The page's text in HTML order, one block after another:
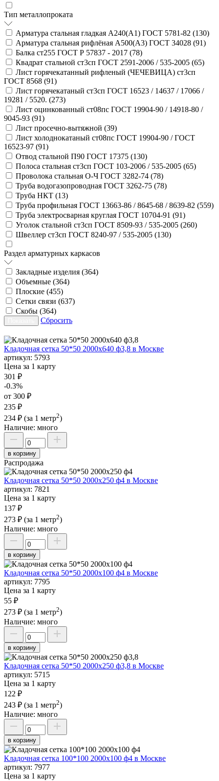
Тип металлопроката
Арматура стальная гладкая А240(А1) ГОСТ 5781-82 (130)
Арматура стальная рифлёная А500(А3) ГОСТ 34028 (91)
Балка ст255 ГОСТ Р 57837 - 2017 (78)
Квадрат стальной ст3сп ГОСТ 2591-2006 / 535-2005 (65)
Лист горячекатанный рифленый (ЧЕЧЕВИЦА) ст3сп
ГОСТ 8568 (91)
Лист горячекатаный ст3сп ГОСТ 16523 / 14637 / 17066 /
19281 / 5520. (273)
Лист оцинкованный ст08пс ГОСТ 19904-90 / 14918-80 /
9045-93 (91)
Лист просечно-вытяжной (39)
Лист холоднокатаный ст08пс ГОСТ 19904-90 / ГОСТ
16523-97 (91)
Отвод стальной П90 ГОСТ 17375 (130)
Полоса стальная ст3сп ГОСТ 103-2006 / 535-2005 (65)
Проволока стальная О-Ч ГОСТ 3282-74 (78)
Труба водогазопроводная ГОСТ 3262-75 (78)
Труба НКТ (13)
Труба профильная ГОСТ 13663-86 / 8645-68 / 8639-82 (559)
Труба электросварная круглая ГОСТ 10704-91 (91)
Уголок стальной ст3сп ГОСТ 8509-93 / 535-2005 (260)
Швеллер ст3сп ГОСТ 8240-97 / 535-2005 (130)
Раздел арматурных каркасов
Закладные изделия (364)
Объемные (364)
Плоские (455)
Сетки связи (637)
Скобы (364)
Сбросить
Кладочная сетка 50*50 2000х640 ф3,8 в Москве
артикул: 5793
Цена за 1 карту
301 ₽
-0.3%
от 300 ₽
235 ₽
234 ₽ (за 1 метр2)
Наличие: много
в корзину
Распродажа
Кладочная сетка 50*50 2000х250 ф4 в Москве
артикул: 7821
Цена за 1 карту
137 ₽
273 ₽ (за 1 метр2)
Наличие: много
в корзину
Кладочная сетка 50*50 2000х100 ф4 в Москве
артикул: 7795
Цена за 1 карту
55 ₽
273 ₽ (за 1 метр2)
Наличие: много
в корзину
Кладочная сетка 50*50 2000х250 ф3,8 в Москве
артикул: 5715
Цена за 1 карту
122 ₽
243 ₽ (за 1 метр2)
Наличие: много
в корзину
Кладочная сетка 100*100 2000х100 ф4 в Москве
артикул: 7977
Цена за 1 карту